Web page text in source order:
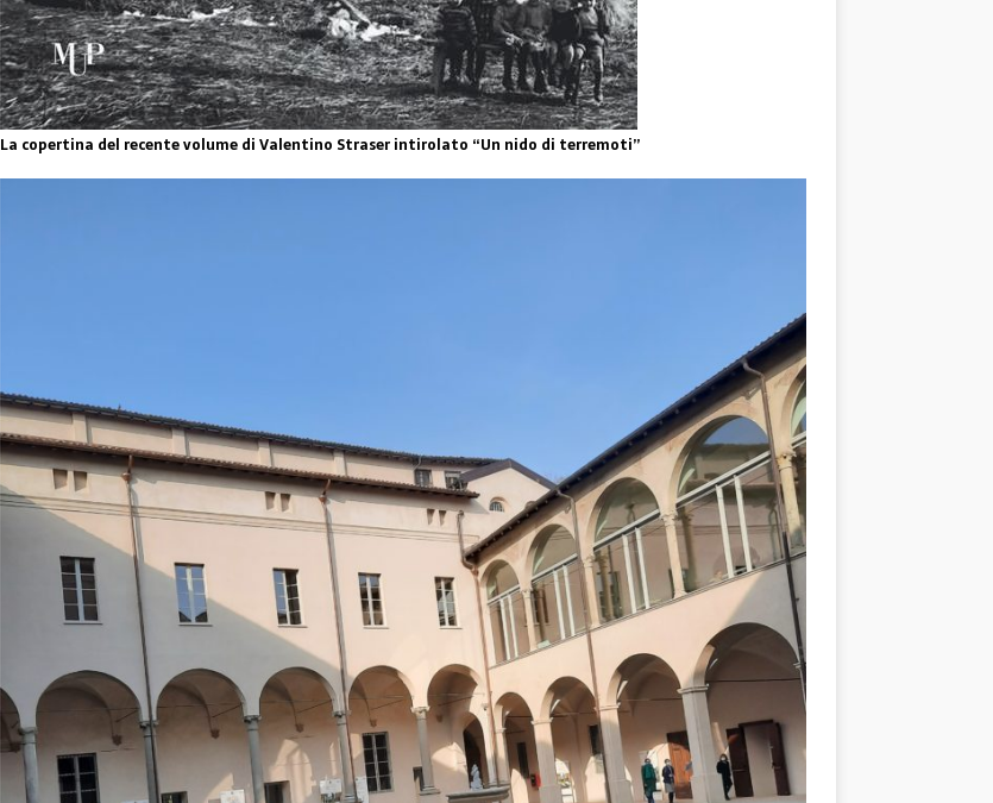
La copertina del recente volume di Valentino Straser intirolato “Un nido di terremoti”